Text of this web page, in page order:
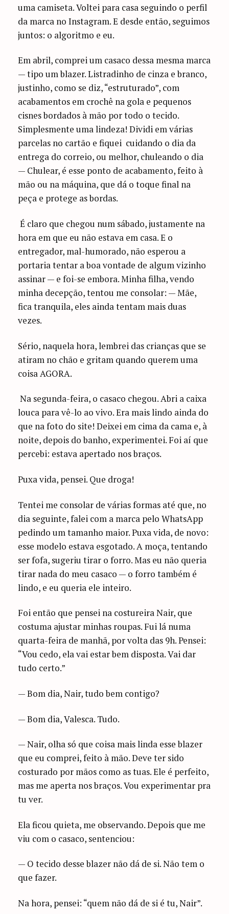
uma camiseta. Voltei para casa seguindo o perfil
da marca no Instagram. E desde então, seguimos
juntos: o algoritmo e eu.
Em abril, comprei um casaco dessa mesma marca
— tipo um blazer. Listradinho de cinza e branco,
justinho, como se diz, “estruturado”, com
acabamentos em crochê na gola e pequenos
cisnes bordados à mão por todo o tecido.
Simplesmente uma lindeza! Dividi em várias
parcelas no cartão e fiquei cuidando o dia da
entrega do correio, ou melhor, chuleando o dia
— Chulear, é esse ponto de acabamento, feito à
mão ou na máquina, que dá o toque final na
peça e protege as bordas.
É claro que chegou num sábado, justamente na
hora em que eu não estava em casa. E o
entregador, mal-humorado, não esperou a
portaria tentar a boa vontade de algum vizinho
assinar — e foi-se embora. Minha filha, vendo
minha decepção, tentou me consolar: — Mãe,
fica tranquila, eles ainda tentam mais duas
vezes.
Sério, naquela hora, lembrei das crianças que se
atiram no chão e gritam quando querem uma
coisa AGORA.
Na segunda-feira, o casaco chegou. Abri a caixa
louca para vê-lo ao vivo. Era mais lindo ainda do
que na foto do site! Deixei em cima da cama e, à
noite, depois do banho, experimentei. Foi aí que
percebi: estava apertado nos braços.
Puxa vida, pensei. Que droga!
Tentei me consolar de várias formas até que, no
dia seguinte, falei com a marca pelo WhatsApp
pedindo um tamanho maior. Puxa vida, de novo:
esse modelo estava esgotado. A moça, tentando
ser fofa, sugeriu tirar o forro. Mas eu não queria
tirar nada do meu casaco — o forro também é
lindo, e eu queria ele inteiro.
Foi então que pensei na costureira Nair, que
costuma ajustar minhas roupas. Fui lá numa
quarta-feira de manhã, por volta das 9h. Pensei:
“Vou cedo, ela vai estar bem disposta. Vai dar
tudo certo.”
— Bom dia, Nair, tudo bem contigo?
— Bom dia, Valesca. Tudo.
— Nair, olha só que coisa mais linda esse blazer
que eu comprei, feito à mão. Deve ter sido
costurado por mãos como as tuas. Ele é perfeito,
mas me aperta nos braços. Vou experimentar pra
tu ver.
Ela ficou quieta, me observando. Depois que me
viu com o casaco, sentenciou:
— O tecido desse blazer não dá de si. Não tem o
que fazer.
Na hora, pensei: “quem não dá de si é tu, Nair”.